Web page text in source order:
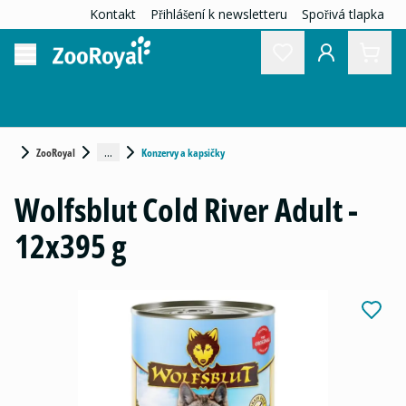
Kontakt Přihlášení k newsletteru Spořivá tlapka
ZooRoyal ... Konzervy a kapsičky
Wolfsblut Cold River Adult -
12x395 g